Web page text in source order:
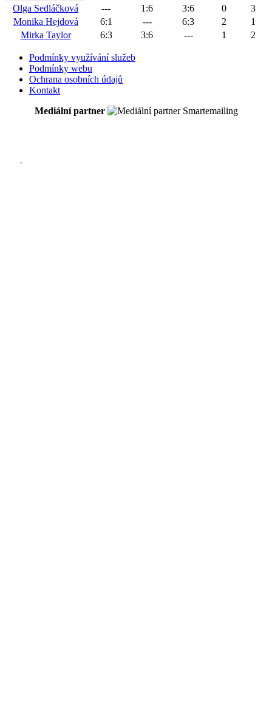
Olga Sedláčková --- 1 :6 3:6 0
3
Monika Hejdová 6:1 --- 6:3 2
1
Mirka Taylor 6:3 3:6 --- 1 2
Podmínky využívání služeb
Podmínky webu
Ochrana osobních údajů
Kontakt
Mediální partner